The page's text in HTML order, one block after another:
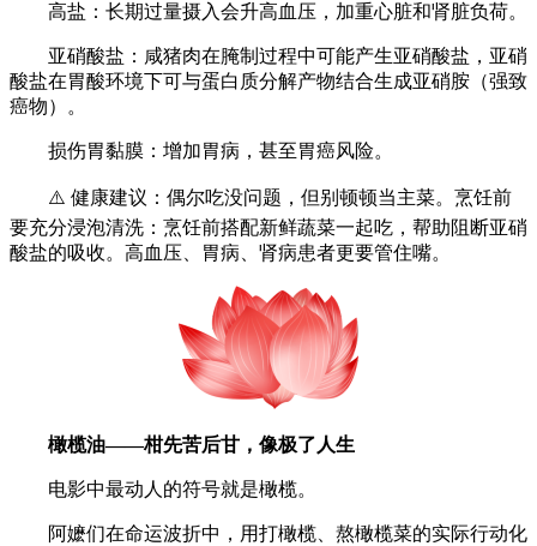
高盐：长期过量摄入会升高血压，加重心脏和肾脏负荷。
亚硝酸盐：咸猪肉在腌制过程中可能产生亚硝酸盐，亚硝
酸盐在胃酸环境下可与蛋白质分解产物结合生成亚硝胺（强致
癌物）。
损伤胃黏膜：增加胃病，甚至胃癌风险。
⚠️ 健康建议：偶尔吃没问题，但别顿顿当主菜。烹饪前
要充分浸泡清洗：烹饪前搭配新鲜蔬菜一起吃，帮助阻断亚硝
酸盐的吸收。高血压、胃病、肾病患者更要管住嘴。
橄榄油——柑先苦后甘，像极了人生
电影中最动人的符号就是橄榄。
阿嬷们在命运波折中，用打橄榄、熬橄榄菜的实际行动化